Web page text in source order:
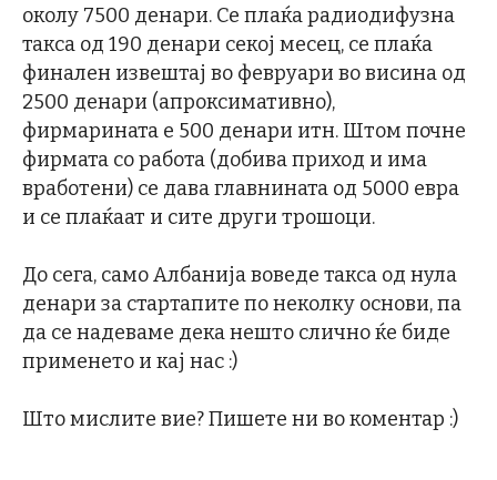
околу 7500 денари. Се плаќа радиодифузна
такса од 190 денари секој месец, се плаќа
финален извештај во февруари во висина од
2500 денари (апроксимативно),
фирмарината е 500 денари итн. Штом почне
фирмата со работа (добива приход и има
вработени) се дава главнината од 5000 евра
и се плаќаат и сите други трошоци.
До сега, само Албанија воведе такса од нула
денари за стартапите по неколку основи, па
да се надеваме дека нешто слично ќе биде
применето и кај нас :)
Што мислите вие? Пишете ни во коментар :)